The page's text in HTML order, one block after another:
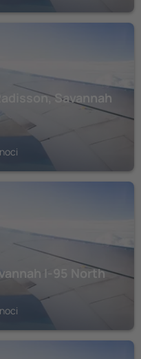
Savannah
I-95 North